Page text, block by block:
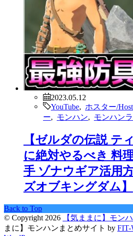
2023.05.12
YouTube
ホスター/
ー
モンハン モンハン
【ゼルダの伝説 テ
に絶対やるべき 料
手 ゾナウギア活用
ズオブキングダム】
Back to Top
© Copyright 2026
【気ままに】モン
まに】モンハンまとめサイト by FIT-